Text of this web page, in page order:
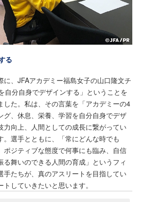
る
に、JFAアカデミー福島女子の山口隆文チ
自分自身でデザインする」ということを
した。私は、その言葉を「アカデミーの4
グ、休息、栄養、学習を自分自身でデザ
力向上、人間としての成長に繋がってい
。選手とともに、「常にどんな時でも
ポジティブな態度で何事にも臨み、自信
る舞いのできる人間の育成」というフィ
手たちが、真のアスリートを目指してい
していきたいと思います。